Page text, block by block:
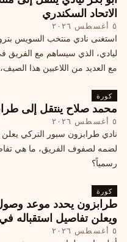
الاتحاد السكندري
٥ أغسطس ٢٠٢٦
استغنى نادي منتخب السويس
ليادي، الذي سيساهم مع الفريق
مع العديد من اللاعبين هذا
كورة
محمد صلاح ينتقل إلى
٥ أغسطس ٢٠٢٦
نادي طرابزون سبور التركي
لضمه لصفوف الفريق، ما هي
رسمياً؟
كورة
طرابزون يحدد موعد
ويعلن تفاصيل استقباله في
٥ أغسطس ٢٠٢٦